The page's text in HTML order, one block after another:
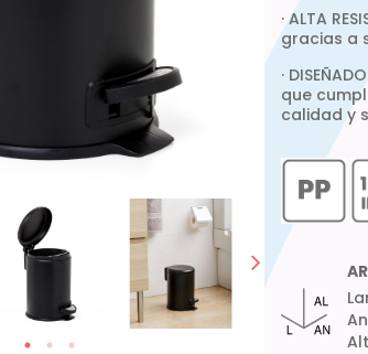
· ALTA
gracias a
·
que
calidad y